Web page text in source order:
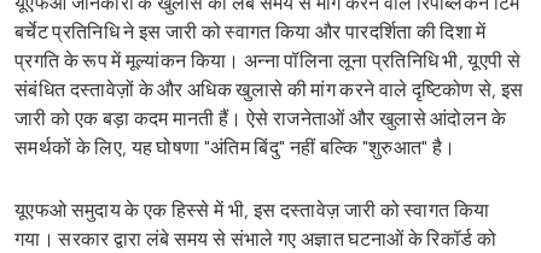
बर्चेट प्रतिनिधि ने इस जारी को स्वागत किया और पारदर्शिता की दिशा में
प्रगति के रूप में मूल्यांकन किया। अन्ना पॉलिना लूना प्रतिनिधि भी, यूएपी से
संबंधित दस्तावेज़ों के और अधिक खुलासे की मांग करने वाले दृष्टिकोण से, इस
जारी को एक बड़ा कदम मानती हैं। ऐसे राजनेताओं और खुलासे आंदोलन के
समर्थकों के लिए, यह घोषणा "अंतिम बिंदु" नहीं बल्कि "शुरुआत" है।
यूएफओ समुदाय के एक हिस्से में भी, इस दस्तावेज़ जारी को स्वागत किया
गया। सरकार द्वारा लंबे समय से संभाले गए अज्ञात घटनाओं के रिकॉर्ड को